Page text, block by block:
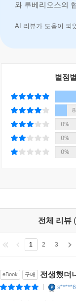
와 루베리오스의
을 얻기 위해 노
별점
0%
0%
전체 리뷰
eBook 구매 전생했